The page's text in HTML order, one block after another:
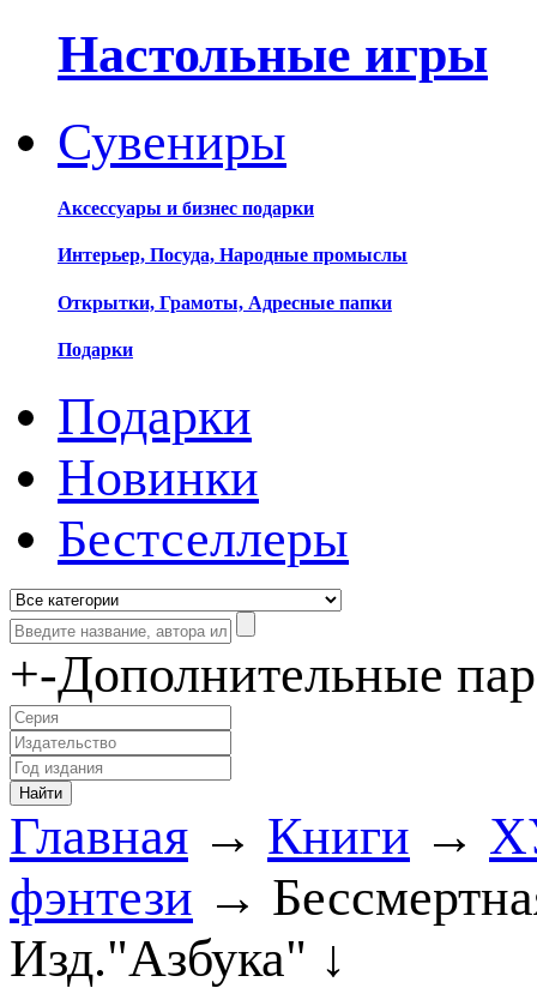
Настольные игры
Сувениры
Аксессуары и бизнес подарки
Интерьер, Посуда, Народные промыслы
Открытки, Грамоты, Адресные папки
Подарки
Подарки
Новинки
Бестселлеры
+-Дополнительные
Главная → Книги →
фэнтези →
Изд."Азбука" ↓